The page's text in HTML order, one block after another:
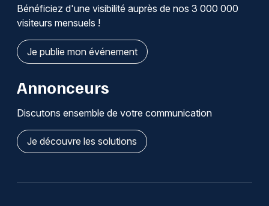
Bénéficiez d'une visibilité auprès de nos 3 000 000
visiteurs mensuels !
Je publie mon événement
Annonceurs
Discutons ensemble de votre communication
Je découvre les solutions